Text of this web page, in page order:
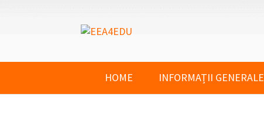
HOME INFORMAȚII GENERALE